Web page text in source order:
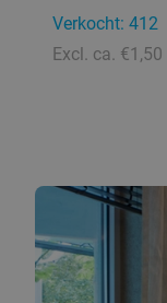
Verkocht: 412